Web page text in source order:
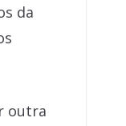
da
outra